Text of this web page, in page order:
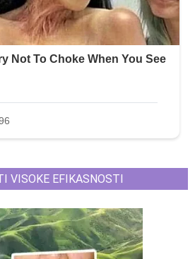
VISOKE EFIKASNOSTI